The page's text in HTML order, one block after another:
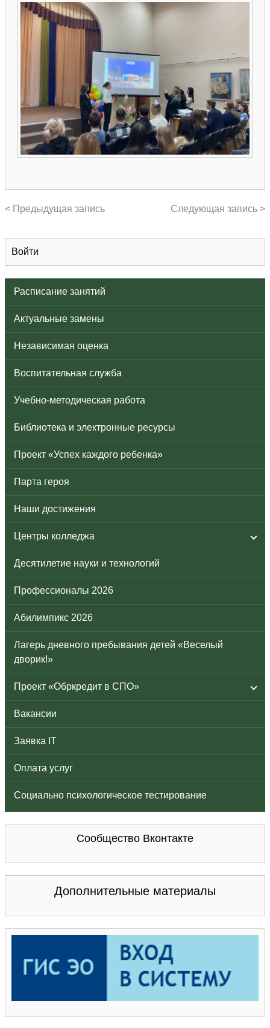
Войти
Расписание занятий
Актуальные замены
Независимая оценка
Воспитательная служба
Учебно-методическая работа
Библиотека и электронные ресурсы
Проект «Успех каждого ребенка»
Парта героя
Наши достижения
Центры колледжа
Десятилетие науки и технологий
Профессионалы 2026
Абилимпикс 2026
Лагерь дневного пребывания детей «Веселый
дворик!»
Проект «Обркредит в СПО»
Вакансии
Заявка IT
Оплата услуг
Социально психологическое тестирование
Сообщество Вконтакте
Дополнительные материалы
< Предыдущая запись Следующая запись >